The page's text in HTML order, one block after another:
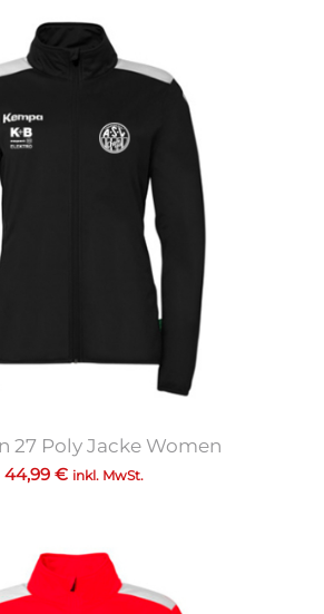
27 Poly Jacke Women
44,99€ inkl. MwSt.